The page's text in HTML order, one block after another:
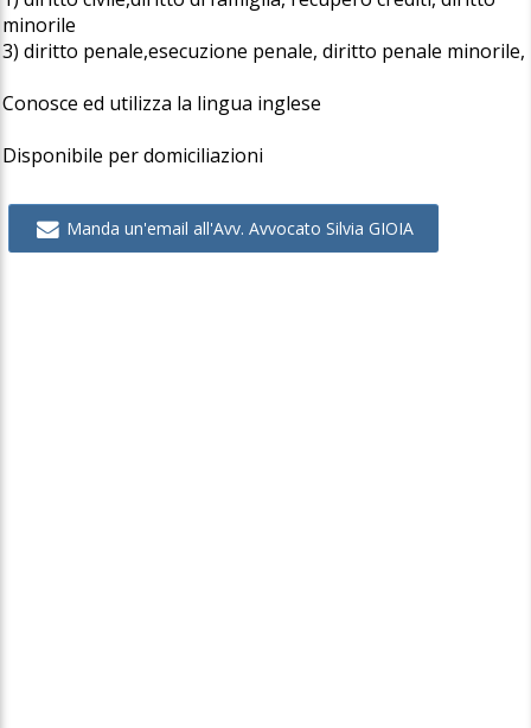
minorile
3) diritto penale,esecuzione penale, diritto penale minorile,
Conosce ed utilizza la lingua inglese
Disponibile per domiciliazioni
Manda un'email all'Avv. Avvocato Silvia GIOIA